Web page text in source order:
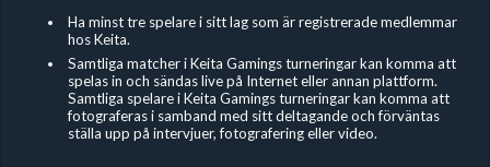
Ha minst tre spelare i sitt lag som är registrerade medlemmar
hos Keita.
Samtliga matcher i Keita Gamings turneringar kan komma att
spelas in och sändas live på Internet eller annan plattform.
Samtliga spelare i Keita Gamings turneringar kan komma att
fotograferas i samband med sitt deltagande och förväntas
ställa upp på intervjuer, fotografering eller video.